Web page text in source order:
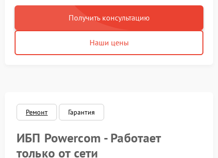
Получить консультацию
Наши цены
Ремонт Гарантия
ИБП Powercom - Работает
только от сети